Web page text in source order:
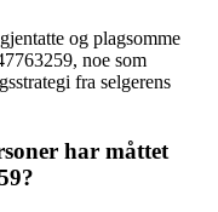
og plagsomme
noe som
fra selgerens
har måttet